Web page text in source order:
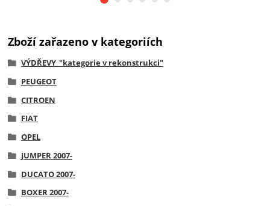
Zboží zařazeno v kategoriích
VÝDŘEVY_"kategorie v rekonstrukci"
PEUGEOT
CITROEN
FIAT
OPEL
JUMPER 2007-
DUCATO 2007-
BOXER 2007-